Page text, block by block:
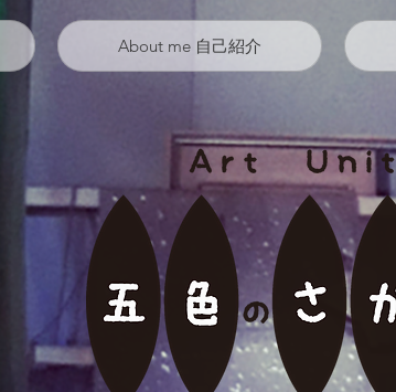
About me 自己紹介